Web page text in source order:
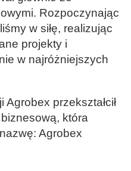
Rozpoczynając
w siłę, realizując
projekty i
w najróżniejszych
Agrobex przekształcił
która
Agrobex